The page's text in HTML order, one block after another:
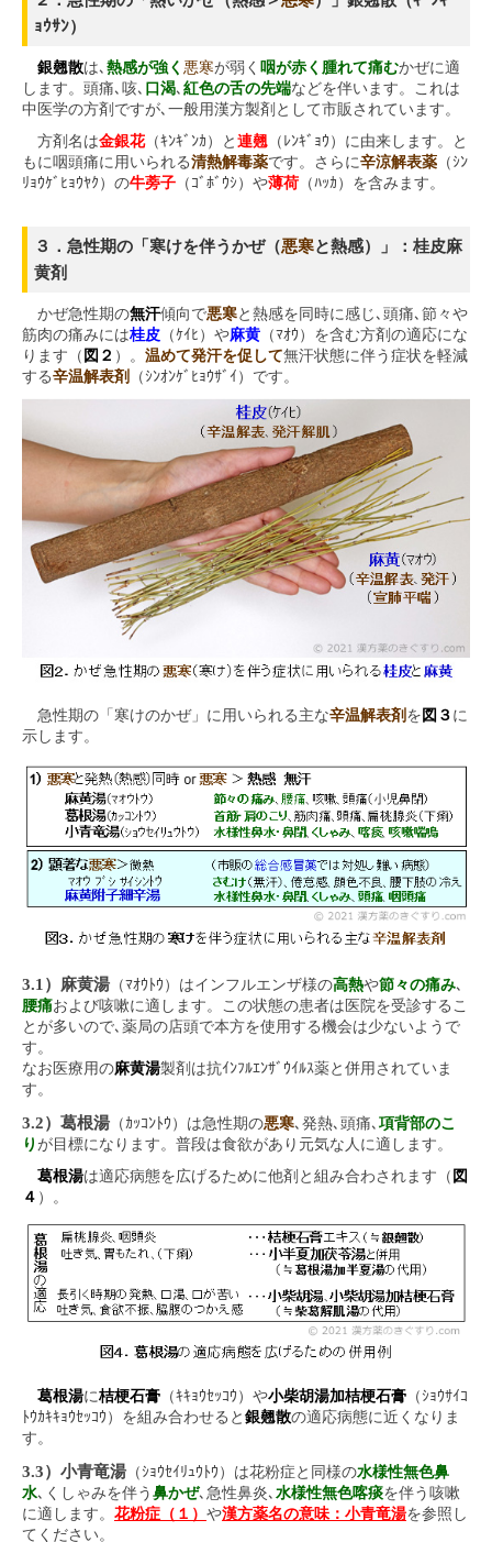
ｮｳｻﾝ）
銀翹散は､ 熱感が強く 悪寒が弱く 咽が赤く腫れて痛むかぜに適
します。頭痛､咳､ 口渴､ 紅色の舌の先端などを伴います。これは
中医学の方剤ですが､一般用漢方製剤として市販されています。
方剤名は金銀花（ｷﾝｷﾞﾝｶ）と 連翹 （ﾚﾝｷﾞｮｳ）に由来します。と
もに咽頭痛に用いられる清熱解毒薬です。さらに辛涼解表薬 （ｼﾝ
ﾘｮｳｹﾞﾋｮｳﾔｸ）の牛蒡子 （ｺﾞﾎﾞｳｼ）や薄荷 （ﾊｯｶ）を含みます。
３．急性期の「寒けを伴うかぜ（悪寒と熱感）」：桂皮麻
黄剤
かぜ急性期の無汗傾向で悪寒と熱感を同時に感じ､頭痛､節々や
筋肉の痛みには桂皮 （ｹｲﾋ）や麻黄 （ﾏｵｳ）を含む方剤の適応にな
ります（ 図２ ）。 温めて発汗を促して無汗状態に伴う症状を軽減
する辛温解表剤 （ｼﾝｵﾝｹﾞﾋｮｳｻﾞｲ）です。
急性期の「寒けのかぜ」に用いられる主な辛温解表剤 を 図３ に
示します。
3.1）麻黄湯 （ﾏｵｳﾄｳ）はインフルエンザ様の高熱や節々の痛み､
腰痛および咳嗽に適します。この状態の患者は医院を受診するこ
とが多いので､薬局の店頭で本方を使用する機会は少ないようで
す。
なお医療用の麻黄湯製剤は抗ｲﾝﾌﾙｴﾝｻﾞｳｲﾙｽ薬と併用されていま
す。
3.2）葛根湯 （ｶｯｺﾝﾄｳ）は急性期の悪寒､発熱､頭痛､ 項背部のこ
り が目標になります。普段は食欲があり元気な人に適します。
葛根湯は適応病態を広げるために他剤と組み合わされます（ 図
４ ）。
葛根湯に桔梗石膏 （ｷｷｮｳｾｯｺｳ）や小柴胡湯加桔梗石膏 （ｼｮｳｻｲｺ
ﾄｳｶｷｷｮｳｾｯｺｳ）を組み合わせると 銀翹散の適応病態に近くなりま
す。
3.3）小青竜湯 （ｼｮｳｾｲﾘｭｳﾄｳ）は花粉症と同様の水様性無色鼻
水､くしゃみを伴う 鼻かぜ､急性鼻炎､ 水様性無色喀痰を伴う咳嗽
に適します。 花粉症（１） や漢方薬名の意味：小青竜湯を参照し
てください。